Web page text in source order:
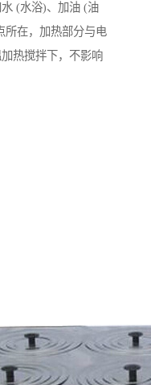
(水浴)、加油 (油
所在，加热部分与电
热搅拌下，不影响